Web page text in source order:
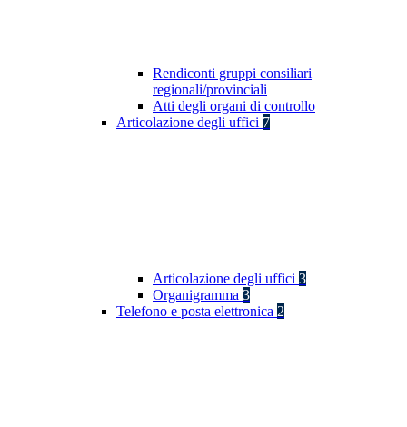
Rendiconti gruppi consiliari
regionali/provinciali
Atti degli organi di controllo
Articolazione degli uffici 7
Articolazione degli uffici 3
Organigramma 3
Telefono e posta elettronica 2